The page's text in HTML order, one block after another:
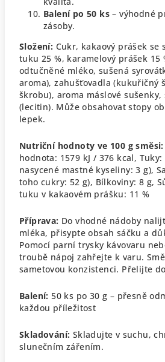
Balení po 50 ks – výhodné
zásoby.
Složení: Cukr, kakaový prášek se
tuku 25 %, karamelový prášek 15
odtučněné mléko, sušená
aroma), zahušťovadla (kukuřičný
škrobu), aroma máslové
(lecitin). Může obsahovat stopy
lepek.
Nutriční hodnoty ve 100 g směsi:
hodnota: 1579 kJ / 376 kcal, Tuky:
nasycené mastné kyseliny: 3 g),
toho cukry: 52 g), Bílkoviny: 8 g,
tuku v kakaovém prášku: 11 %
Příprava: Do vhodné nádoby
mléka, přisypte obsah sáčku a
Pomocí parní trysky kávovaru
troubě nápoj zahřejte k varu.
sametovou konzistenci. Přelijte
Balení:50 ks po 30 g – přesně
každou příležitost
Skladování: Skladujte v suchu,
slunečním zářením.